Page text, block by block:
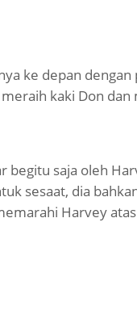
ke depan dengan
kaki Don dan
begitu saja oleh
sesaat, dia
Harvey